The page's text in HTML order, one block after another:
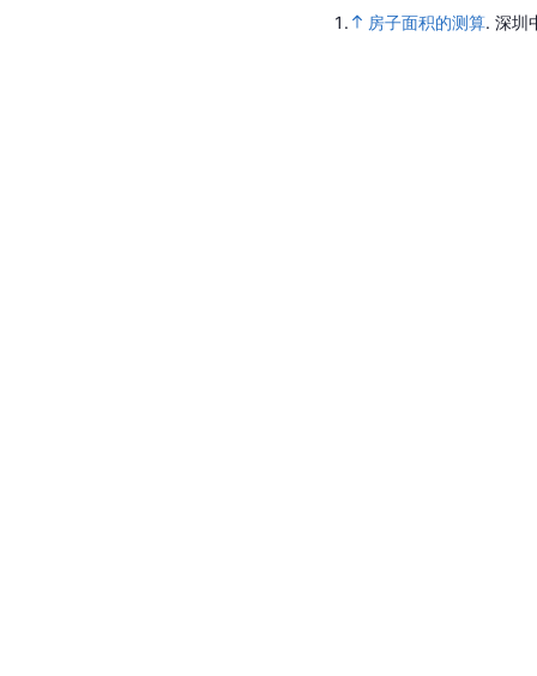
1. 房子面积的测算. 深圳